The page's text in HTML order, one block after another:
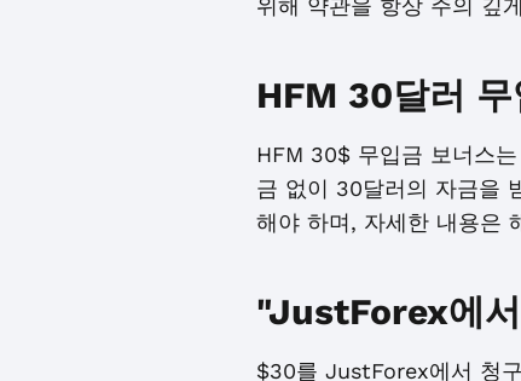
위해 약관을 항상 주의 깊
HFM 30달러
HFM 30$ 무입금 보너스
금 없이 30달러의 자금을
해야 하며, 자세한 내용은
"JustForex에
$30를 JustForex에서 청